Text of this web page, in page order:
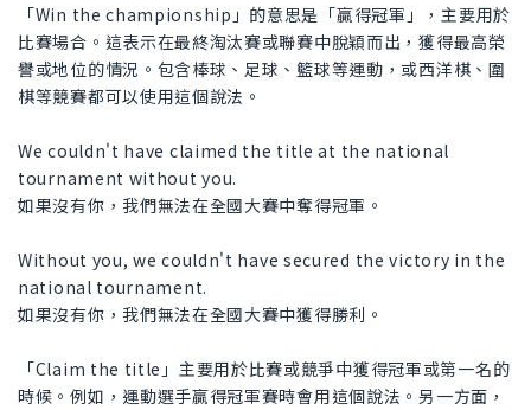
「Win the championship」的意思是「贏得冠軍」，主要用於
比賽場合。這表示在最終淘汰賽或聯賽中脫穎而出，獲得最高榮
譽或地位的情況。包含棒球、足球、籃球等運動，或西洋棋、圍
棋等競賽都可以使用這個說法。
We couldn't have claimed the title at the national
tournament without you.
如果沒有你，我們無法在全國大賽中奪得冠軍。
Without you, we couldn't have secured the victory in the
national tournament.
如果沒有你，我們無法在全國大賽中獲得勝利。
「Claim the title」主要用於比賽或競爭中獲得冠軍或第一名的
時候。例如，運動選手贏得冠軍賽時會用這個說法。另一方面，